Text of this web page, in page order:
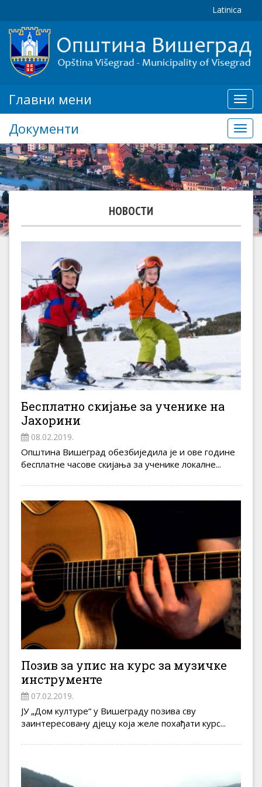
Latinica
мени
Главни мени
Документи
НОВОСТИ
Бесплатно скијање за ученике на
Јахорини
08.02.2019.
Општина Вишеград обезбиједила је и ове године
бесплатне часове скијања за ученике локалне...
Позив за упис на курс за музичке
инструменте
07.02.2019.
ЈУ „Дом културе“ у Вишеграду позива сву
заинтересовану дјецу која желе похађати курс...